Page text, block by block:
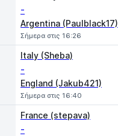
-
Argentina (Paulblack17)
Σήμερα στις 16:26
Italy (Sheba)
-
England (Jakub421)
Σήμερα στις 16:40
France (stepava)
-